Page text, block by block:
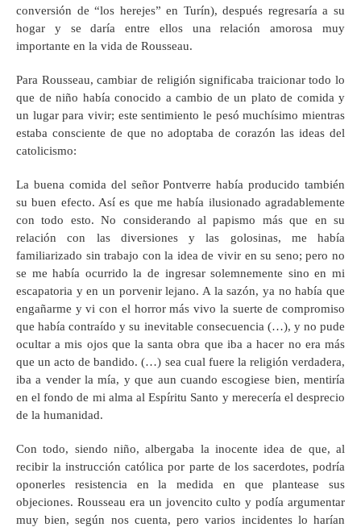
conversión de “los herejes” en Turín), después regresaría a su
hogar y se daría entre ellos una relación amorosa muy
importante en la vida de Rousseau.
Para Rousseau, cambiar de religión significaba traicionar todo lo
que de niño había conocido a cambio de un plato de comida y
un lugar para vivir; este sentimiento le pesó muchísimo mientras
estaba consciente de que no adoptaba de corazón las ideas del
catolicismo:
La buena comida del señor Pontverre había producido también
su buen efecto. Así es que me había ilusionado agradablemente
con todo esto. No considerando al papismo más que en su
relación con las diversiones y las golosinas, me había
familiarizado sin trabajo con la idea de vivir en su seno; pero no
se me había ocurrido la de ingresar solemnemente sino en mi
escapatoria y en un porvenir lejano. A la sazón, ya no había que
engañarme y vi con el horror más vivo la suerte de compromiso
que había contraído y su inevitable consecuencia (…), y no pude
ocultar a mis ojos que la santa obra que iba a hacer no era más
que un acto de bandido. (…) sea cual fuere la religión verdadera,
iba a vender la mía, y que aun cuando escogiese bien, mentiría
en el fondo de mi alma al Espíritu Santo y merecería el desprecio
de la humanidad.
Con todo, siendo niño, albergaba la inocente idea de que, al
recibir la instrucción católica por parte de los sacerdotes, podría
oponerles resistencia en la medida en que plantease sus
objeciones. Rousseau era un jovencito culto y podía argumentar
muy bien, según nos cuenta, pero varios incidentes lo harían